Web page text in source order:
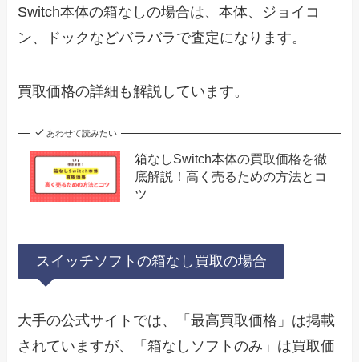
Switch本体の箱なしの場合は、本体、ジョイコ
ン、ドックなどバラバラで査定になります。
買取価格の詳細も解説しています。
あわせて読みたい
箱なしSwitch本体の買取価格を徹
底解説！高く売るための方法とコ
ツ
スイッチソフトの箱なし買取の場合
大手の公式サイトでは、「最高買取価格」は掲載
されていますが、「箱なしソフトのみ」は買取価